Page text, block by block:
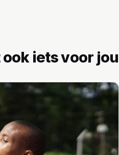
iets voor jou